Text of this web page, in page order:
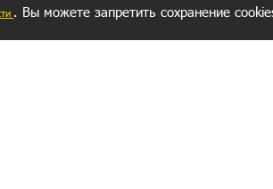
. Вы можете запретить сохранение